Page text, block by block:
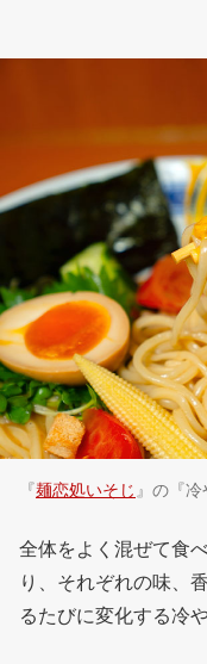
『麺恋処いそじ 』の『冷
全体をよく混ぜて食
り、それぞれの味、
るたびに変化する冷